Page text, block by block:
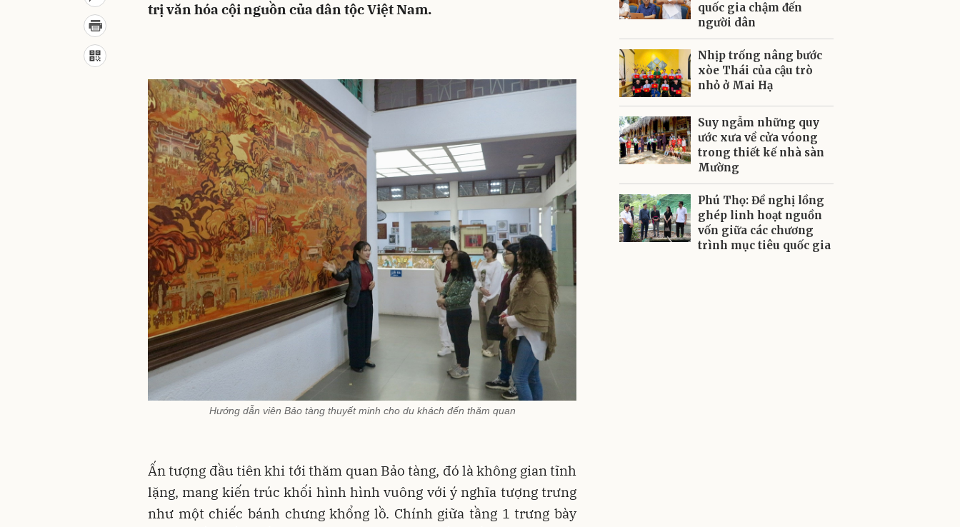
trị văn hóa cội nguồn của dân tộc Việt Nam.
Hướng dẫn viên Bảo tàng thuyết minh cho du khách đến thăm quan
Ấn tượng đầu tiên khi tới thăm quan Bảo tàng, đó là không gian tĩnh
lặng, mang kiến trúc khối hình hình vuông với ý nghĩa tượng trưng
như một chiếc bánh chưng khổng lồ. Chính giữa tầng 1 trưng bày
quốc gia chậm đến
người dân
Nhịp trống nâng bước
xòe Thái của cậu trò
nhỏ ở Mai Hạ
Suy ngẫm những quy
ước xưa về cửa vóong
trong thiết kế nhà sàn
Mường
Phú Thọ: Đề nghị lồng
ghép linh hoạt nguồn
vốn giữa các chương
trình mục tiêu quốc gia